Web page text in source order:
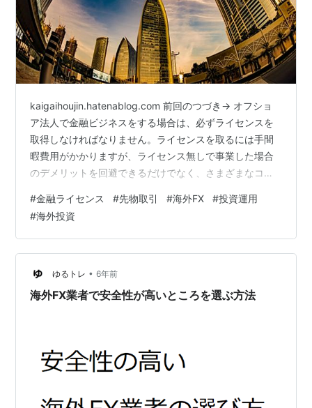
kaigaihoujin.hatenablog.com 前回のつづき→ オフショ
ア法人で金融ビジネスをする場合は、必ずライセンスを
取得しなければなりません。ライセンスを取るには手間
暇費用がかかりますが、ライセンス無しで事業した場合
のデメリットを回避できるだけでなく、さまざまなコス
フショア金融ライセンスを取得するメリットをご紹介し
ます。 ①信用が生まれる ライセンスがあるのとないの
とでは、信用は天地の差です。 投資家の資金は良質なラ
イセンスを持つサービス・プロバイダに集中します。ラ
イセンスそのものがブランドの大事な要素であり、集客
を容易にします…
#金融ライセンス #先物取引 #海外FX #投資運用
#海外投資
ゆるトレ • 6年前
海外FX業者で安全性が高いところを選ぶ方法